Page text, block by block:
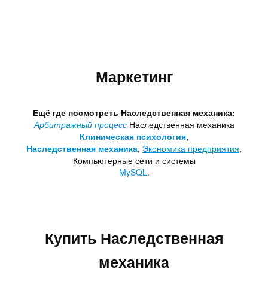
Маркетинг
Ещё где посмотреть Наследственная механика:
Арбитражный процессНаследственная механика
Клиническая психология,
Наследственная механика, Экономика предприятия,
Компьютерные сети и системы
MySQL.
Купить Наследственная
механика